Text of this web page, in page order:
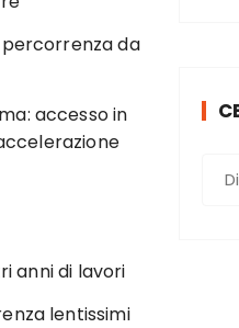
da
accesso in
anni di lavori
lentissimi